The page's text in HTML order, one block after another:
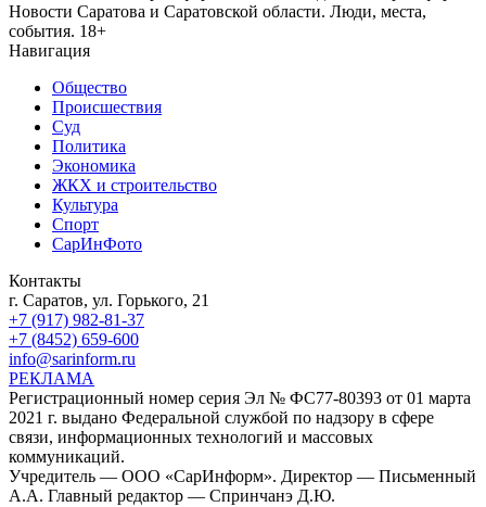
Новости Саратова и Саратовской области. Люди, места,
события. 18+
Навигация
Общество
Происшествия
Суд
Политика
Экономика
ЖКХ и строительство
Культура
Спорт
СарИнФото
Контакты
г. Саратов, ул. Горького, 21
+7 (917) 982-81-37
+7 (8452) 659-600
info@sarinform.ru
РЕКЛАМА
Регистрационный номер серия Эл № ФС77-80393 от 01 марта
2021 г. выдано Федеральной службой по надзору в сфере
связи, информационных технологий и массовых
коммуникаций.
Учредитель — ООО «СарИнформ». Директор — Письменный
А.А. Главный редактор — Спринчанэ Д.Ю.